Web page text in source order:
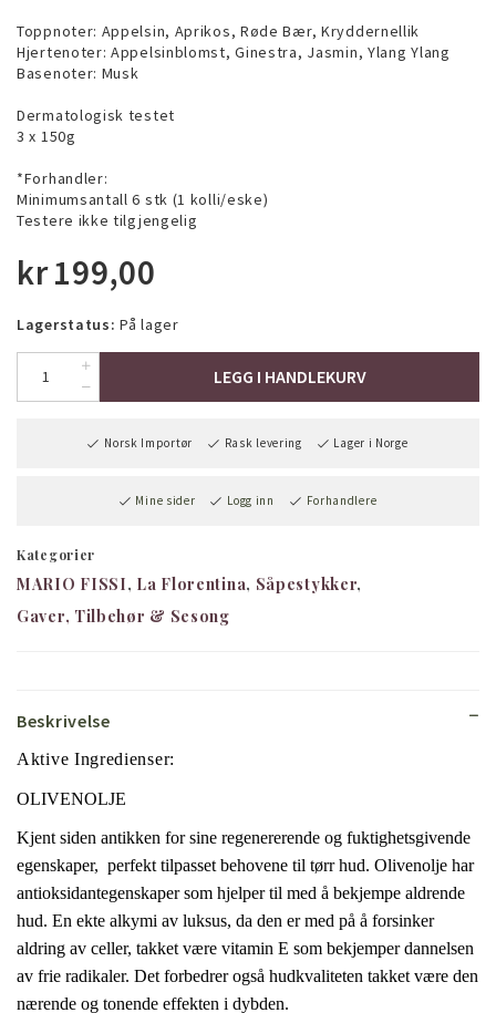
Toppnoter: Appelsin, Aprikos, Røde Bær, Kryddernellik
Hjertenoter: Appelsinblomst, Ginestra, Jasmin, Ylang Ylang
Basenoter: Musk
Dermatologisk testet
3 x 150g
*Forhandler:
Minimumsantall 6 stk (1 kolli/eske)
Testere ikke tilgjengelig
kr199,00
Lagerstatus: På lager
LEGG I HANDLEKURV
Norsk Importør Rask levering Lager i Norge
Mine sider Logg inn Forhandlere
Kategorier
MARIO FISSI La Florentina Såpestykker
Gaver, Tilbehør & Sesong
Beskrivelse
Aktive Ingredienser:
OLIVENOLJE
Kjent siden antikken for sine regenererende og fuktighetsgivende
egenskaper, perfekt tilpasset behovene til tørr hud. Olivenolje har
antioksidantegenskaper som hjelper til med å bekjempe aldrende
hud. En ekte alkymi av luksus, da den er med på å forsinker
aldring av celler, takket være vitamin E som bekjemper dannelsen
av frie radikaler. Det forbedrer også hudkvaliteten takket være den
nærende og tonende effekten i dybden.